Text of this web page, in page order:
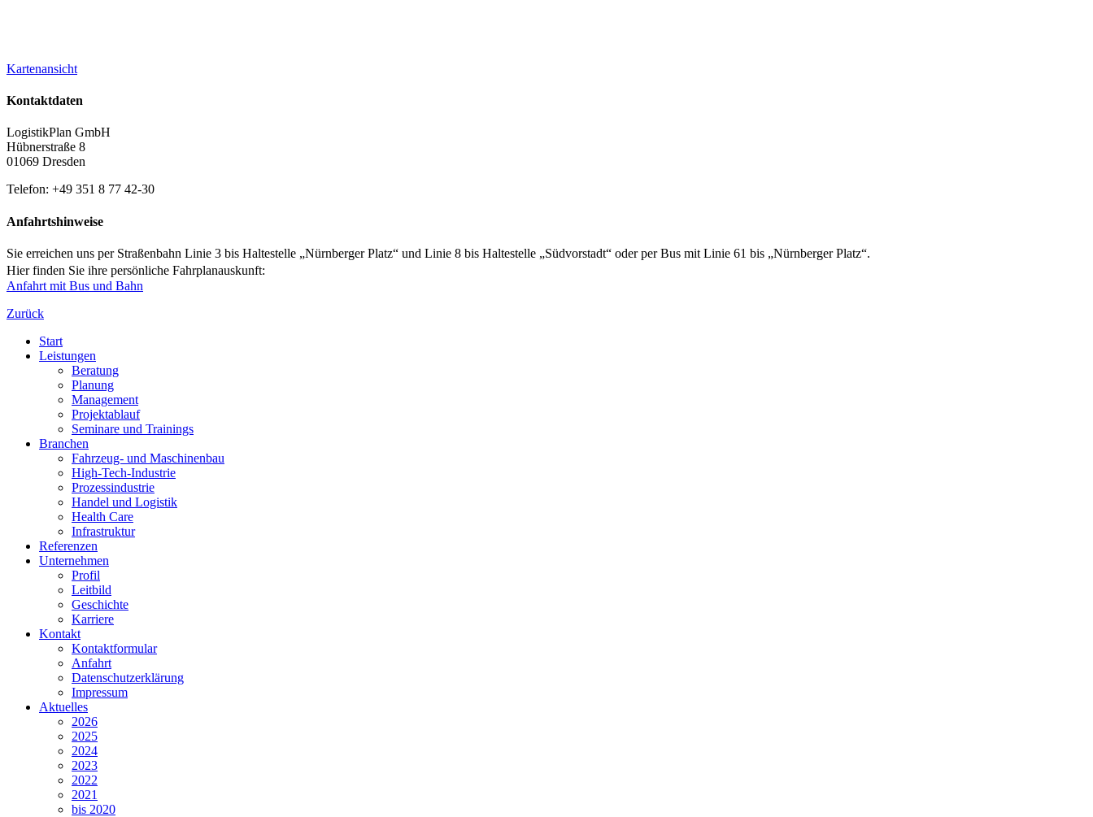
Kartenansicht
Kontaktdaten
LogistikPlan GmbH
Hübnerstraße 8
01069 Dresden
Telefon: +49 351 8 77 42-30
Anfahrtshinweise
Sie erreichen uns per Straßenbahn Linie 3 bis Haltestelle „Nürnberger Platz“ und Linie 8 bis Haltestelle „Südvorstadt“ oder per Bus mit Linie 61 bis „Nürnberger Platz“.
Hier finden Sie ihre persönliche Fahrplanauskunft:
Anfahrt mit Bus und Bahn
Zurück
Start
Leistungen
Beratung
Planung
Management
Projektablauf
Seminare und Trainings
Branchen
Fahrzeug- und Maschinenbau
High-Tech-Industrie
Prozessindustrie
Handel und Logistik
Health Care
Infrastruktur
Referenzen
Unternehmen
Profil
Leitbild
Geschichte
Karriere
Kontakt
Kontaktformular
Anfahrt
Datenschutzerklärung
Impressum
Aktuelles
2026
2025
2024
2023
2022
2021
bis 2020